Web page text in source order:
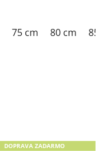
75 cm 80 cm 85
DOPRAVA ZADARMO